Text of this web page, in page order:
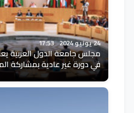
24 يونيو 2024 17:53
مجلس جامعة الدول العربية
في دورة غير عادية بمشاركة